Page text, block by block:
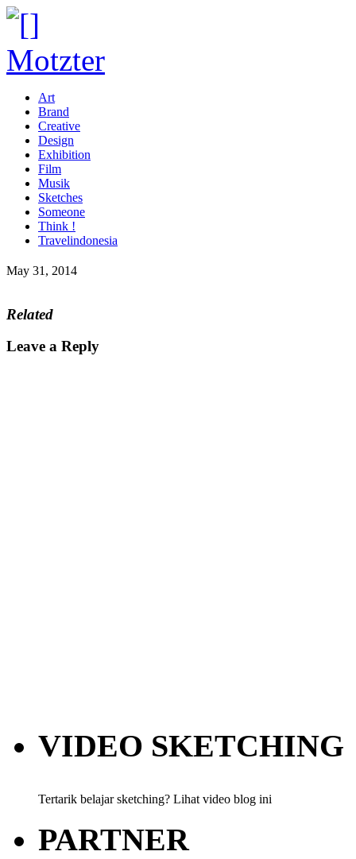
Art
Brand
Creative
Design
Exhibition
Film
Musik
Sketches
Someone
Think !
Travelindonesia
May 31, 2014
Related
Leave a Reply
VIDEO SKETCHING
Tertarik belajar sketching? Lihat video blog ini
PARTNER